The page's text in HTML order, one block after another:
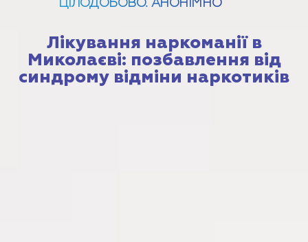
ЦІЛОДОБОВО. АНОНІМНО
Лікування наркоманії в
Миколаєві: позбавлення від
синдрому відміни наркотиків